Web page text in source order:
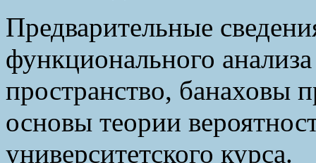
Предварительные
функционального
пространство, банаховы
основы теории
университетского курса.